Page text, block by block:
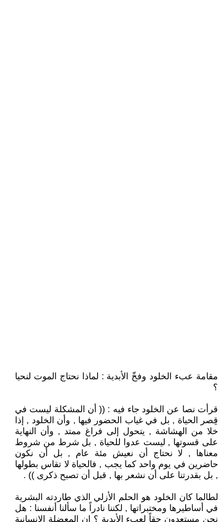
مقامة عبء الخلود وفخّ الأبدية : لماذا نحتاج الموت لنحيا
؟
قرأت نصا عن الخلود جاء فيه : (( أن المشكلة ليست في
قِصر الحياة , بل في غياب الحضور فيها , وأن الخلود , إذا
خلا من الهشاشة , يتحول إلى فراغ ممتد , وأن النهاية
على قسوتها , ليست عدوا للحياة , بل شرط من شروط
معناها , لا نحتاج أن نعيش مئة عام , بل أن نكون
حاضرين في يوم واحد كما يجب , فالحياة لا تقاس بطولها
, بل بقدرتنا على أن نشعر بها , قبل أن تصبح ذكرى )) .
لطالما كان الخلود هو الحلم الأزلي الذي طاردته البشرية
في أساطيرها ومختبراتها , لكننا نادراً ما سألنا أنفسنا : هل
نحن مستعدون حقاً لعبء الأبدية ؟ إن المعضلة الإنسانية